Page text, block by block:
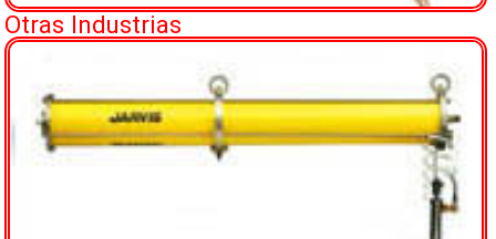
Otras Industrias